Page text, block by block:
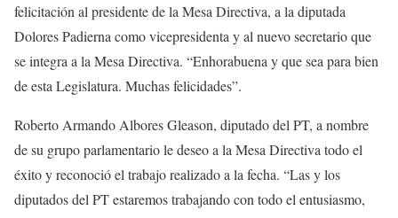
felicitación al presidente de la Mesa Directiva, a la diputada
Dolores Padierna como vicepresidenta y al nuevo secretario que
se integra a la Mesa Directiva. “Enhorabuena y que sea para bien
de esta Legislatura. Muchas felicidades”.
Roberto Armando Albores Gleason, diputado del PT, a nombre
de su grupo parlamentario le deseo a la Mesa Directiva todo el
éxito y reconoció el trabajo realizado a la fecha. “Las y los
diputados del PT estaremos trabajando con todo el entusiasmo,